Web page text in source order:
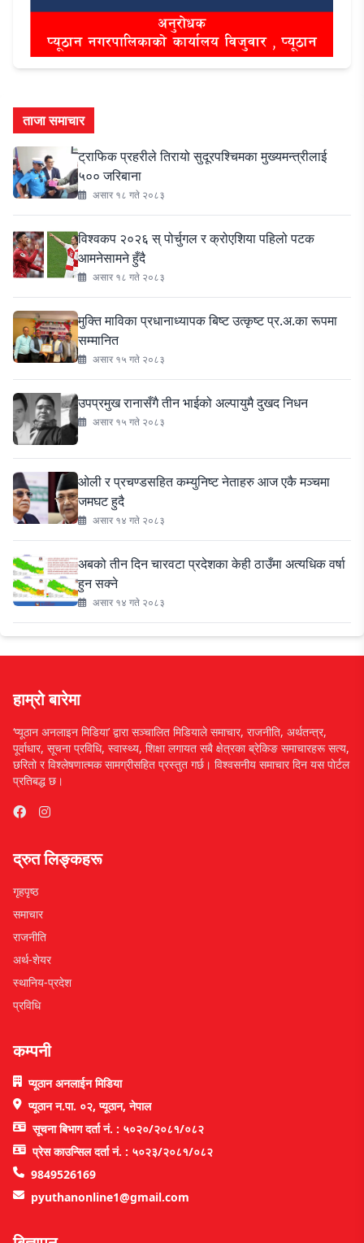
ताजा समाचार
ट्राफिक प्रहरीले तिरायो सुदूरपश्चिमका मुख्यमन्त्रीलाई
५०० जरिबाना
असार १८ गते २०८३
विश्वकप २०२६ स् पोर्चुगल र क्रोएशिया पहिलो पटक
आमनेसामने हुँदै
असार १८ गते २०८३
मुक्ति माविका प्रधानाध्यापक बिष्ट उत्कृष्ट प्र.अ.का रूपमा
सम्मानित
असार १५ गते २०८३
उपप्रमुख रानासँगै तीन भाईको अल्पायुमै दुखद निधन
असार १५ गते २०८३
ओली र प्रचण्डसहित कम्युनिष्ट नेताहरु आज एकै मञ्चमा
जमघट हुदै
असार १४ गते २०८३
अबको तीन दिन चारवटा प्रदेशका केही ठाउँमा अत्यधिक वर्षा
हुन सक्ने
असार १४ गते २०८३
हाम्रो बारेमा
‘प्यूठान अनलाइन मिडिया’ द्वारा सञ्चालित मिडियाले समाचार, राजनीति, अर्थतन्त्र,
पूर्वाधार, सूचना प्रविधि, स्वास्थ्य, शिक्षा लगायत सबै क्षेत्रका ब्रेकिङ समाचारहरू सत्य,
छरितो र विश्लेषणात्मक सामग्रीसहित प्रस्तुत गर्छ। विश्वसनीय समाचार दिन यस पोर्टल
प्रतिबद्ध छ।
द्रुत लिङ्कहरू
गृहपृष्ठ
समाचार
राजनीति
अर्थ-शेयर
स्थानिय-प्रदेश
प्रविधि
कम्पनी
प्यूठान अनलाईन मिडिया
प्यूठान न.पा. ०२, प्यूठान, नेपाल
सूचना बिभाग दर्ता नं. : ५०२०/२०८१/०८२
प्रेस काउन्सिल दर्ता नं. : ५०२३/२०८१/०८२
9849526169
pyuthanonline1@gmail.com